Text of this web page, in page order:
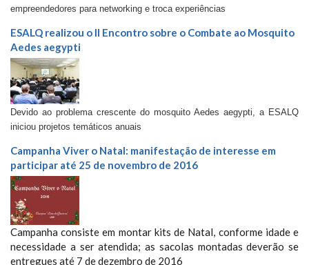
empreendedores para networking e troca experiências
ESALQ realizou o II Encontro sobre o Combate ao Mosquito
Aedes aegypti
Devido ao problema crescente do mosquito Aedes aegypti, a ESALQ
iniciou projetos temáticos anuais
Campanha Viver o Natal: manifestação de interesse em
participar até 25 de novembro de 2016
Campanha consiste em montar kits de Natal, conforme idade e
necessidade a ser atendida; as sacolas montadas deverão se
entregues até 7 de dezembro de 2016